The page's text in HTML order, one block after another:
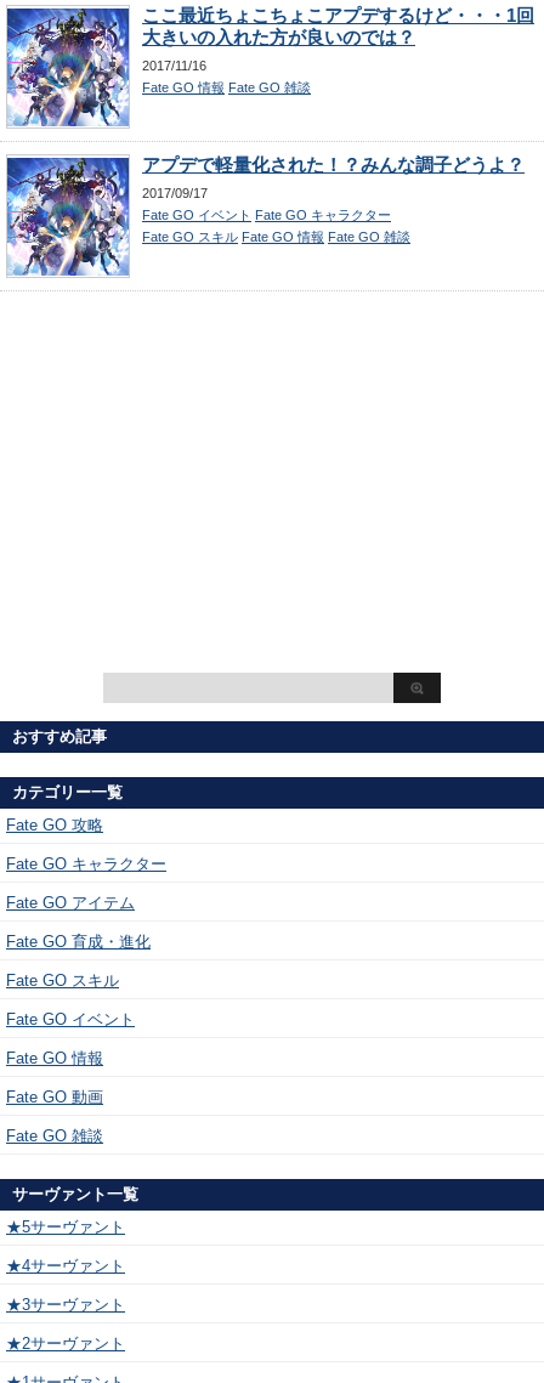
ここ最近ちょこちょこアプデするけど・・・1回
大きいの入れた方が良いのでは？
2017/11/16
Fate GO 情報 Fate GO 雑談
アプデで軽量化された！？みんな調子どうよ？
2017/09/17
Fate GO イベント Fate GO キャラクター
Fate GO スキル Fate GO 情報 Fate GO 雑談
おすすめ記事
カテゴリー一覧
Fate GO 攻略
Fate GO キャラクター
Fate GO アイテム
Fate GO 育成・進化
Fate GO スキル
Fate GO イベント
Fate GO 情報
Fate GO 動画
Fate GO 雑談
サーヴァント一覧
★5サーヴァント
★4サーヴァント
★3サーヴァント
★2サーヴァント